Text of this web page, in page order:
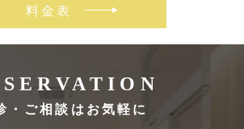
料金表
・ご相談はお気軽に